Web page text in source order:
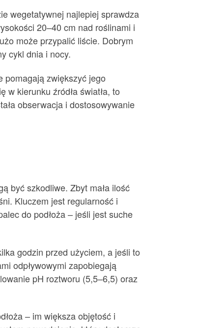
wegetatywnej najlepiej sprawdza
20–40 cm nad roślinami i
może przypalić liście. Dobrym
cykl dnia i nocy.
pomagają zwiększyć jego
kierunku źródła światła, to
obserwacja i dostosowywanie
być szkodliwe. Zbyt mała ilość
Kluczem jest regularność i
do podłoża – jeśli jest suche
godzin przed użyciem, a jeśli to
odpływowymi zapobiegają
pH roztworu (5,5–6,5) oraz
– im większa objętość i